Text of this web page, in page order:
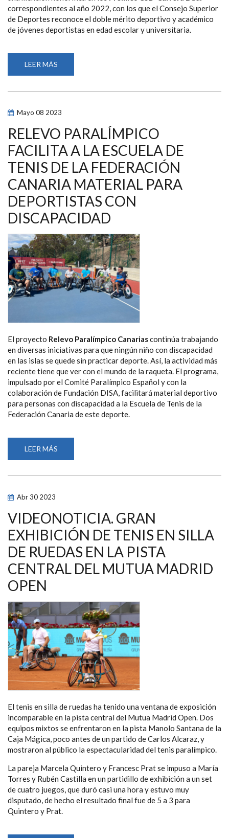
correspondientes al año 2022, con los que el Consejo Superior
de Deportes reconoce el doble mérito deportivo y académico
de jóvenes deportistas en edad escolar y universitaria.
LEER MÁS
SILLA
LA
RECONOCIDO
POR
EL
CSD
POR
SU
MÉRITO
DEPORTIVO
Y
Mayo 08 2023
RELEVO PARALÍMPICO
FACILITA A LA ESCUELA DE
TENIS DE LA FEDERACIÓN
CANARIA MATERIAL PARA
DEPORTISTAS CON
DISCAPACIDAD
El proyecto Relevo Paralímpico Canariascontinúa trabajando
en diversas iniciativas para que ningún niño con discapacidad
en las islas se quede sin practicar deporte. Así, la actividad más
reciente tiene que ver con el mundo de la raqueta. El programa,
impulsado por el Comité Paralímpico Español y con la
colaboración de Fundación DISA, facilitará material deportivo
para personas con discapacidad a la Escuela de Tenis de la
Federación Canaria de este deporte.
LEER MÁS
PARALÍMPICO
A
DE
LA
FEDERACIÓN
CANARIA
MATERIAL
PARA
DEPORTISTAS
CON
DISCAPACIDAD
Abr30 2023
VIDEONOTICIA. GRAN
EXHIBICIÓN DE TENIS EN SILLA
DE RUEDAS EN LA PISTA
CENTRAL DEL MUTUA MADRID
OPEN
El tenis en silla de ruedas ha tenido una ventana de exposición
incomparable en la pista central del Mutua Madrid Open. Dos
equipos mixtos se enfrentaron en la pista Manolo Santana de la
Caja Mágica, poco antes de un partido de Carlos Alcaraz, y
mostraron al público la espectacularidad del tenis paralímpico.
La pareja Marcela Quintero y Francesc Prat se impuso a María
Torres y Rubén Castilla en un partidillo de exhibición a un set
de cuatro juegos, que duró casi una hora y estuvo muy
disputado, de hecho el resultado final fue de 5 a 3 para
Quintero y Prat.